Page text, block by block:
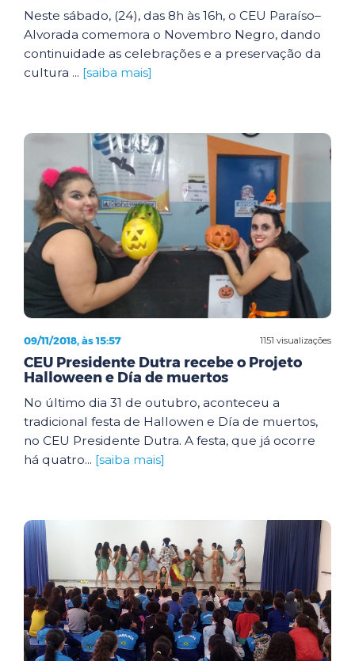
Neste sábado, (24), das 8h às 16h, o CEU Paraíso–
Alvorada comemora o Novembro Negro, dando
continuidade as celebrações e a preservação da
cultura ... [saiba mais]
1151 visualizações
09/11/2018, às 15:57
CEU Presidente Dutra recebe o Projeto
Halloween e Día de muertos
No último dia 31 de outubro, aconteceu a
tradicional festa de Hallowen e Día de muertos,
no CEU Presidente Dutra. A festa, que já ocorre
há quatro... [saiba mais]